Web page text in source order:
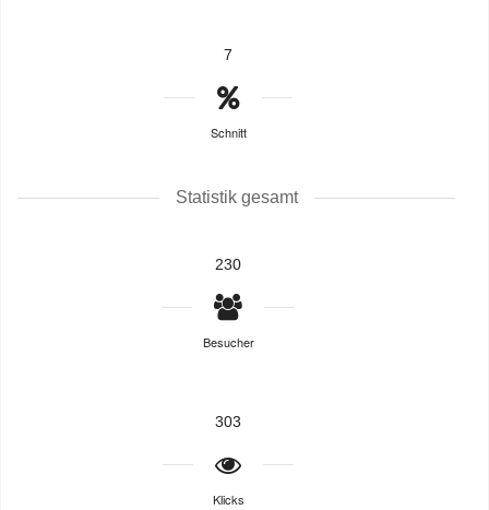
7
Schnitt
Statistik gesamt
230
Besucher
303
Klicks